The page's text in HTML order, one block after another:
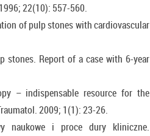
22(10): 557-560.
of pulp stones with cardiovascular
stones. Report of a case with 6-year
– indispensable resource for the
2009; 1(1): 23-26.
naukowe i proce dury kliniczne.